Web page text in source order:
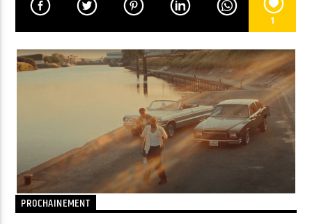
UPCOMING SHOW
GOOD MORNING WORLD
06:00 08:59
Yellow Radio
Yellow Riviera
1
PROCHAINEMENT